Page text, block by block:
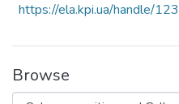
https://ela.kpi.ua/handle/
Browse